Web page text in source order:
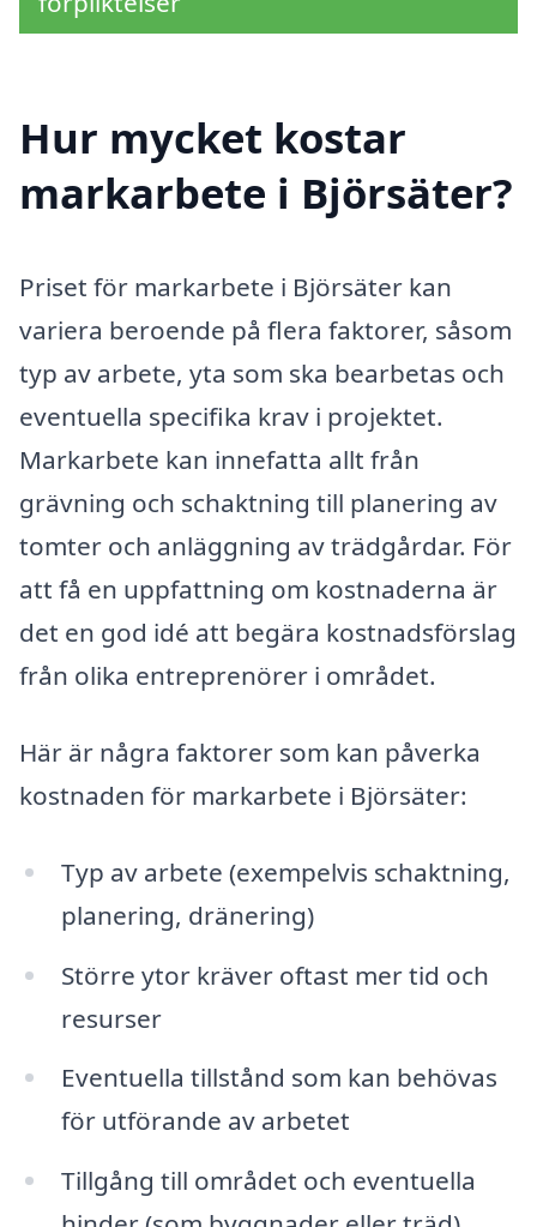
Hur mycket kostar
markarbete i Björsäter?
Priset för markarbete i Björsäter kan
variera beroende på flera faktorer, såsom
typ av arbete, yta som ska bearbetas och
eventuella specifika krav i projektet.
Markarbete kan innefatta allt från
grävning och schaktning till planering av
tomter och anläggning av trädgårdar. För
att få en uppfattning om kostnaderna är
det en god idé att begära kostnadsförslag
från olika entreprenörer i området.
Här är några faktorer som kan påverka
kostnaden för markarbete i Björsäter:
Typ av arbete (exempelvis schaktning,
planering, dränering)
Större ytor kräver oftast mer tid och
resurser
Eventuella tillstånd som kan behövas
för utförande av arbetet
Tillgång till området och eventuella